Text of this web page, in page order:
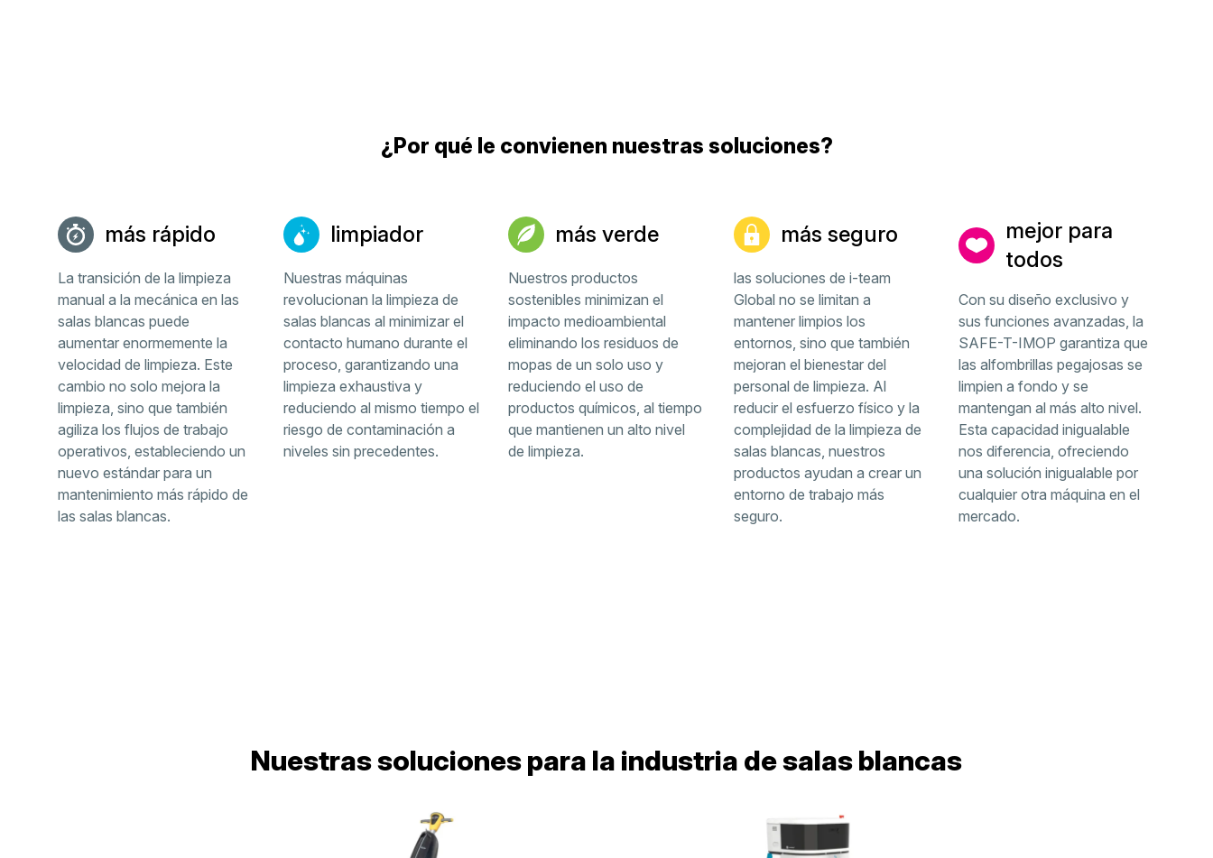
¿Por qué le convienen nuestras soluciones?
más rápido
La transición de la limpieza
manual a la mecánica en las
salas blancas puede
aumentar enormemente la
velocidad de limpieza. Este
cambio no solo mejora la
limpieza, sino que también
agiliza los flujos de trabajo
operativos, estableciendo un
nuevo estándar para un
mantenimiento más rápido de
las salas blancas.
limpiador
Nuestras máquinas
revolucionan la limpieza de
salas blancas al minimizar el
contacto humano durante el
proceso, garantizando una
limpieza exhaustiva y
reduciendo al mismo tiempo el
riesgo de contaminación a
niveles sin precedentes.
más verde
Nuestros productos
sostenibles minimizan el
impacto medioambiental
eliminando los residuos de
mopas de un solo uso y
reduciendo el uso de
productos químicos, al tiempo
que mantienen un alto nivel
de limpieza.
más seguro
las soluciones de i-team
Global no se limitan a
mantener limpios los
entornos, sino que también
mejoran el bienestar del
personal de limpieza. Al
reducir el esfuerzo físico y la
complejidad de la limpieza de
salas blancas, nuestros
productos ayudan a crear un
entorno de trabajo más
seguro.
mejor para
todos
Con su diseño exclusivo y
sus funciones avanzadas, la
SAFE-T-IMOP garantiza que
las alfombrillas pegajosas se
limpien a fondo y se
mantengan al más alto nivel.
Esta capacidad inigualable
nos diferencia, ofreciendo
una solución inigualable por
cualquier otra máquina en el
mercado.
Nuestras soluciones para la industria de salas blancas